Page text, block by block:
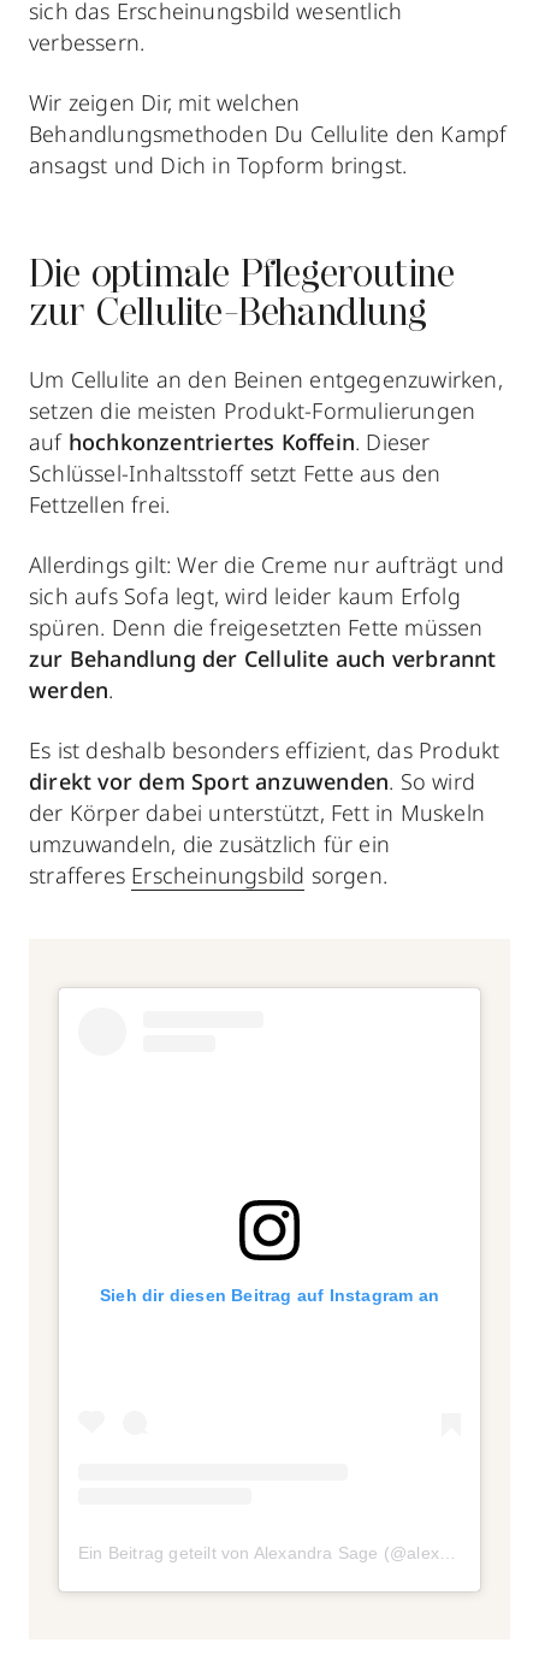
sich das Erscheinungsbild wesentlich
verbessern.
Wir zeigen Dir, mit welchen
Behandlungsmethoden Du Cellulite den Kampf
ansagst und Dich in Topform bringst.
Die optimale Pflegeroutine
zur Cellulite-Behandlung
Um Cellulite an den Beinen entgegenzuwirken,
setzen die meisten Produkt-Formulierungen
auf hochkonzentriertes Koffein. Dieser
Schlüssel-Inhaltsstoff setzt Fette aus den
Fettzellen frei.
Allerdings gilt: Wer die Creme nur aufträgt und
sich aufs Sofa legt, wird leider kaum Erfolg
spüren. Denn die freigesetzten Fette müssen
zur Behandlung der Cellulite auch verbrannt
werden.
Es ist deshalb besonders effizient, das Produkt
direkt vor dem Sport anzuwenden. So wird
der Körper dabei unterstützt, Fett in Muskeln
umzuwandeln, die zusätzlich für ein
strafferes Erscheinungsbild sorgen.
Sieh dir diesen Beitrag auf Instagram an
Ein Beitrag geteilt von Alexandra Sage (@alexandra__sage)